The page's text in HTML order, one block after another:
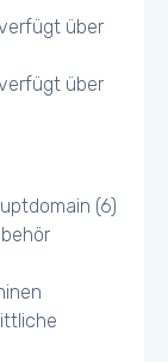
über
über
(6)